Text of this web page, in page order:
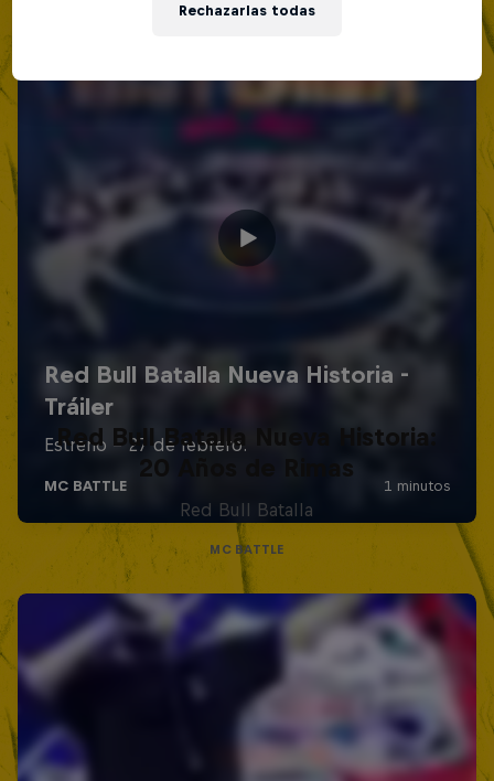
Red Bull Batalla Nueva Historia:
20 Años de Rimas
Red Bull Batalla
MC BATTLE
Rechazarlas todas